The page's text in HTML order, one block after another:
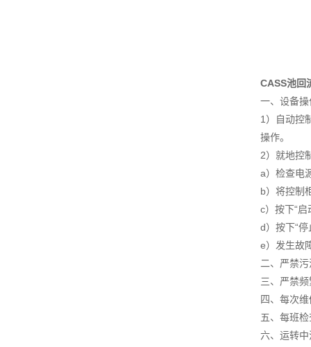
CASS池回
一、设备操
1）自动控
操作。
2）就地控
a）检查电
b）将控制
c）按下“
d）按下“
e）发生故
二、严禁
三、严禁
四、每次
五、每班
六、运转